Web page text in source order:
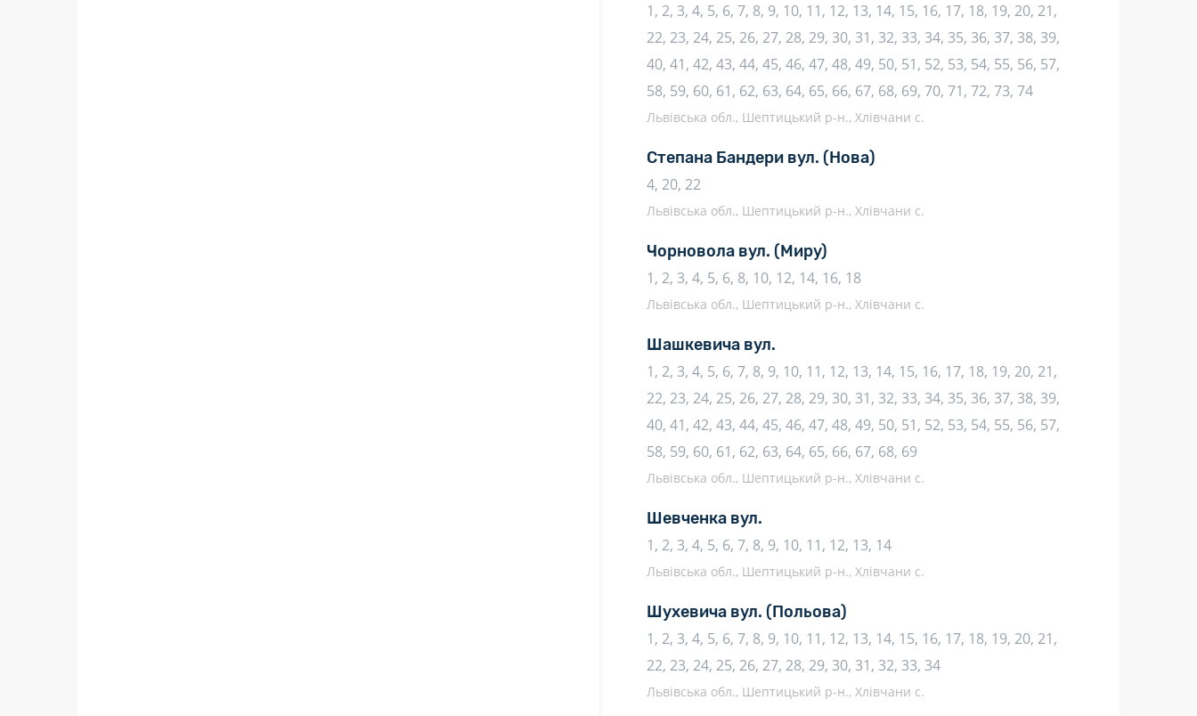
1, 2, 3, 4, 5, 6, 7, 8, 9, 10, 11, 12, 13, 14, 15, 16, 17, 18, 19, 20, 21,
22, 23, 24, 25, 26, 27, 28, 29, 30, 31, 32, 33, 34, 35, 36, 37, 38, 39,
40, 41, 42, 43, 44, 45, 46, 47, 48, 49, 50, 51, 52, 53, 54, 55, 56, 57,
58, 59, 60, 61, 62, 63, 64, 65, 66, 67, 68, 69, 70, 71, 72, 73, 74
Львівська обл., Шептицький р-н., Хлівчани с.
Степана Бандери вул. (Нова)
4, 20, 22
Львівська обл., Шептицький р-н., Хлівчани с.
Чорновола вул. (Миру)
1, 2, 3, 4, 5, 6, 8, 10, 12, 14, 16, 18
Львівська обл., Шептицький р-н., Хлівчани с.
Шашкевича вул.
1, 2, 3, 4, 5, 6, 7, 8, 9, 10, 11, 12, 13, 14, 15, 16, 17, 18, 19, 20, 21,
22, 23, 24, 25, 26, 27, 28, 29, 30, 31, 32, 33, 34, 35, 36, 37, 38, 39,
40, 41, 42, 43, 44, 45, 46, 47, 48, 49, 50, 51, 52, 53, 54, 55, 56, 57,
58, 59, 60, 61, 62, 63, 64, 65, 66, 67, 68, 69
Львівська обл., Шептицький р-н., Хлівчани с.
Шевченка вул.
1, 2, 3, 4, 5, 6, 7, 8, 9, 10, 11, 12, 13, 14
Львівська обл., Шептицький р-н., Хлівчани с.
Шухевича вул. (Польова)
1, 2, 3, 4, 5, 6, 7, 8, 9, 10, 11, 12, 13, 14, 15, 16, 17, 18, 19, 20, 21,
22, 23, 24, 25, 26, 27, 28, 29, 30, 31, 32, 33, 34
Львівська обл., Шептицький р-н., Хлівчани с.